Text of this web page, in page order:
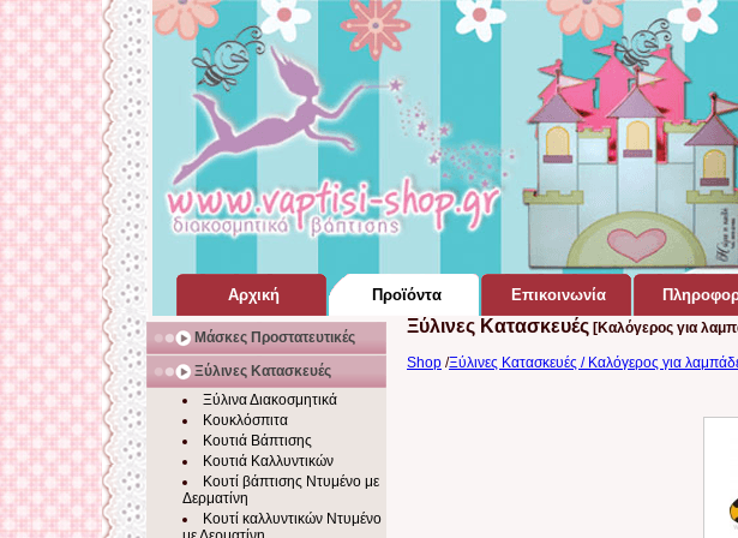
Αρχική
Σελίδα Home Page
Προϊόντα
για Βάπτιση
Επικοινωνία
Μάσκες Προστατευτικές
Ξύλινες Κατασκευές
Ξύλινα Διακοσμητικά
Κουκλόσπιτα
Κουτιά Βάπτισης
Κουτιά Καλλυντικών
Κουτί βάπτισης Ντυμένο με
Δερματίνη
Κουτί καλλυντικών Ντυμένο
Ξύλινες Κατασκευές [Καλόγερος για
Shop /Ξύλινες Κατασκευές / Καλόγερος για